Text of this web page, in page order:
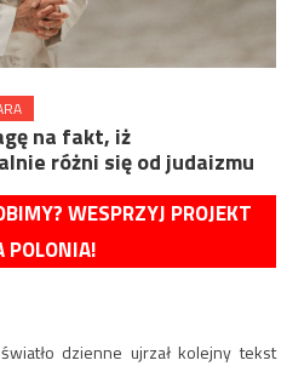
na fakt, iż
różni się od judaizmu
WESPRZYJ PROJEKT
POLONIA!
dzienne ujrzał kolejny tekst